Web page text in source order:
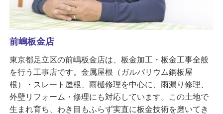
前嶋板金店
東京都足立区の前嶋板金店は、板金加工・板金工事全般
を行う工事店です。金属屋根（ガルバリウム鋼板屋
根）・スレート屋根、雨樋修理を中心に、雨漏り修理、
外壁リフォーム・修理にも対応しています。この土地で
生まれ育ち、わき目もふらず実直に板金技術を磨いてき